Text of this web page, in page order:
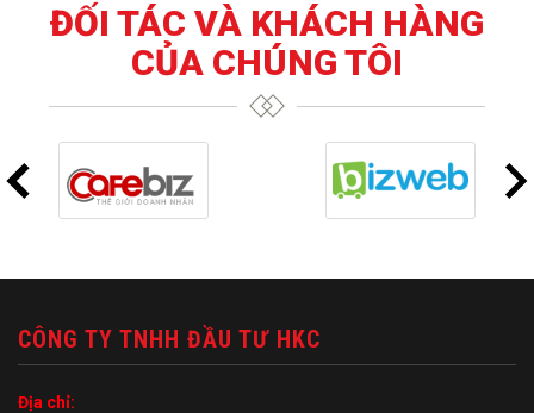
ĐỐI TÁC VÀ KHÁCH HÀNG
CỦA CHÚNG TÔI
CÔNG TY TNHH ĐẦU TƯ HKC
Địa chỉ: